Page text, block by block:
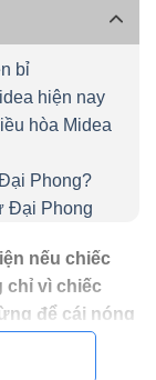
bỉ
hiện nay
hòa Midea
Phong?
Đại Phong
nếu chiếc
chỉ vì chiếc
để cái nóng
đình bạn! Nếu
điều hòa